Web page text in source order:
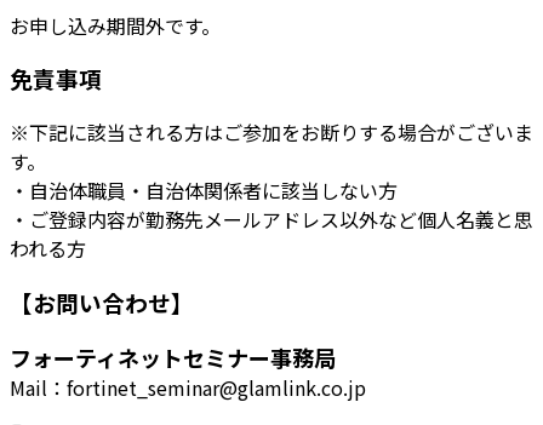
お申し込み期間外です。
免責事項
※下記に該当される方はご参加をお断りする場合がございま
す。
・自治体職員・自治体関係者に該当しない方
・ご登録内容が勤務先メールアドレス以外など個人名義と思
われる方
【お問い合わせ】
フォーティネットセミナー事務局
Mail：fortinet_seminar@glamlink.co.jp